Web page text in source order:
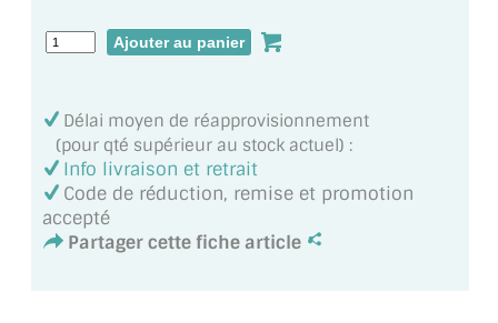
MIROIR POUR SALLE DE SPORT
MIROIR ENCADRÉ
MIROIR TV
VERRE SUR MESURE
Délai moyen de réapprovisionnement
(pour qté supérieur au stock actuel) :
Info livraison et retrait
Code de réduction, remise et promotion
accepté
Partager cette fiche article